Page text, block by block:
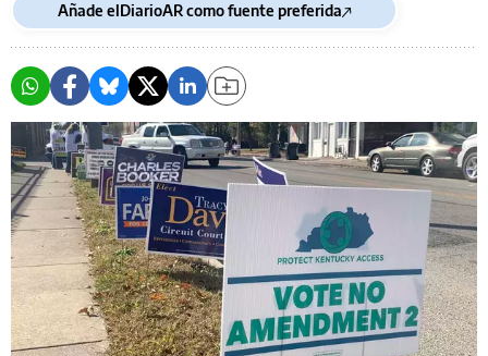
Añade elDiarioAR como fuente preferida